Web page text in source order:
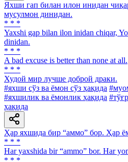
Яхши гап билан илон инидан
мусулмон динидан.
* * *
Yaxshi gap bilan ilon inidan chiqar,
dinidan.
* * *
A bad excuse is better than none at all.
* * *
Худой мир лучше доброй драки.
#яхши сўз ва ёмон сўз ҳақида
#яхшилик ва ёмонлик ҳақида
ҳақида
Ҳар яхшида бир “аммо” бор. Ҳар
* * *
Har yaxshida bir “ammo” bor. Har